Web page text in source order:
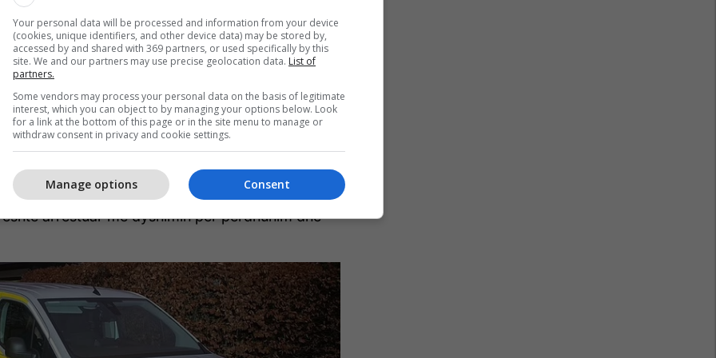
publikon fotografi
tronditëse në Instagram
më herët gjatë ditës së sotme (e diel, 30 janar)
në rrjetet sociale të postuara në internet nga
incidente të dhunës fizike”.
dhe pas hetimeve mund të konfirmojmë se një
arrestuar me dyshimin për përdhunim dhe
Your personal data will be processed and information from your device
(cookies, unique identifiers, and other device data) may be stored by,
accessed by and shared with 369 partners, or used specifically by this
site. We and our partners may use precise geolocation data. List of
partners.
Some vendors may process your personal data on the basis of legitimate
interest, which you can object to by managing your options below. Look
for a link at the bottom of this page or in the site menu to manage or
withdraw consent in privacy and cookie settings.
Consent
Manage options